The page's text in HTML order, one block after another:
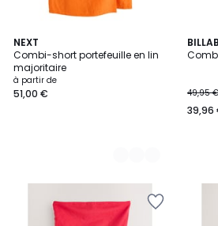
NEXT
Combi-short portefeuille en lin
majoritaire
à partir de
51,00 €
3
Couleurs
49,95 €
39,96